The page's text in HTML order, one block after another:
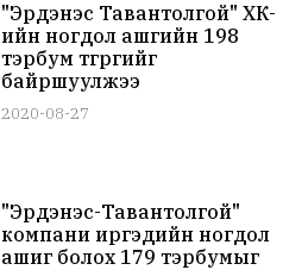
"Эрдэнэс Тавантолгой" ХК-
ийн ногдол ашгийн 198
тэрбум төгрөгийг
байршуулжээ
2020-08-27
"Эрдэнэс-Тавантолгой"
компани иргэдийн ногдол
ашиг болох 179 тэрбумыг